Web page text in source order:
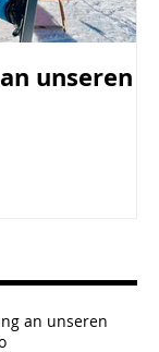
unseren
an unseren